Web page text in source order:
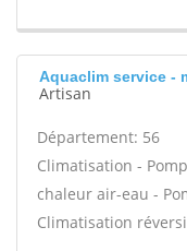
Aquaclim service -
Artisan
Département: 56
Climatisation -
chaleur air-eau -
Climatisation